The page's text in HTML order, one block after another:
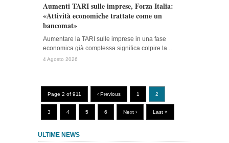
Aumenti TARI sulle imprese, Forza Italia:
«Attività economiche trattate come un
bancomat»
Aumentare la TARI sulle imprese in una fase
economica già complessa significa colpire la...
4 Agosto 2026
Page 2 of 911 ‹ Previous 1 2
3 4 5 6 Next › Last »
ULTIME NEWS